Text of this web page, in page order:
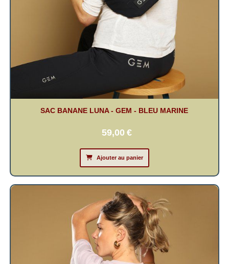
SAC BANANE LUNA - GEM - BLEU MARINE
59,00 €
Ajouter au panier